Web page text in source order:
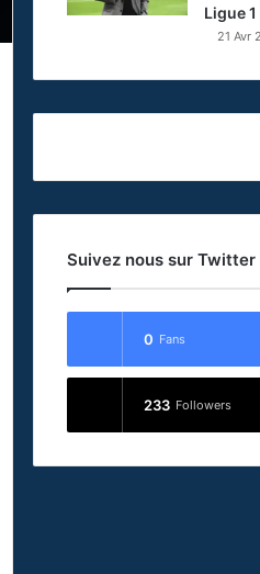
Ligue 1
21 Avr
Suivez nous sur
0 Fans
233 Followers